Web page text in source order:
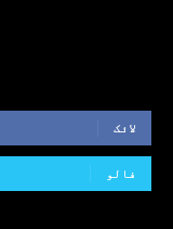
لائک
فالو